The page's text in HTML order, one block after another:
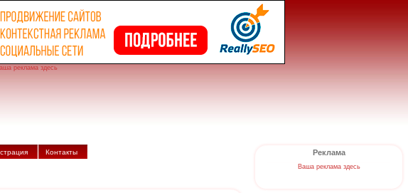
реклама здесь
Контакты Реклама
Ваша реклама здесь